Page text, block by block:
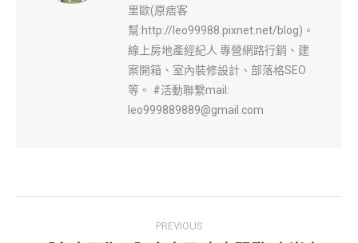
里歐(原痞客
幫:http://leo99988.pixnet.net/blog)。
線上房地產經紀人 專營網路行銷、建
案開箱、室內裝修設計、部落格SEO
等。 #活動聯繫mail:
leo999889889@gmail.com
PREVIOUS